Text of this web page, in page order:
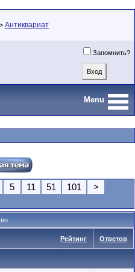
> Антиквариат
Запомнить?
Menu
5 11 51 101
>
Рейтинг Ответов